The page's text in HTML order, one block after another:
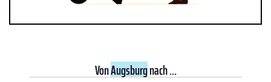
VonAugsburgnach ...